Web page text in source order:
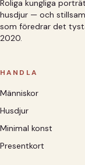
Roliga kungliga
husdjur — och
som föredrar det
2020.
HANDLA
Människor
Husdjur
Minimal konst
Presentkort